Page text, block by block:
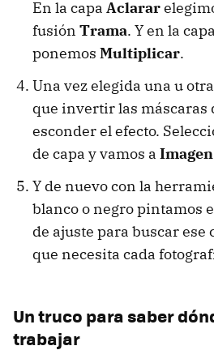
En la capa Aclarar
fusión Trama. Y en la capa
ponemos Multiplicar.
Una vez elegida una u
que invertir las máscaras
esconder el efecto.
de capa y vamos a
Y de nuevo con la
blanco o negro pintamos
de ajuste para buscar
que necesita cada
Un truco para saber
trabajar